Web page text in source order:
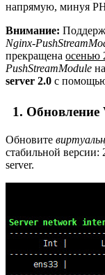
напрямую, минуя
Внимание:
Nginx-
прекращена осенью
PushStreamModule
server 2.0 с
1.
Обновите
стабильной версии:
server.